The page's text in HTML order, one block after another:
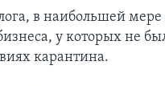
в наибольшей мере
у которых не
карантина.